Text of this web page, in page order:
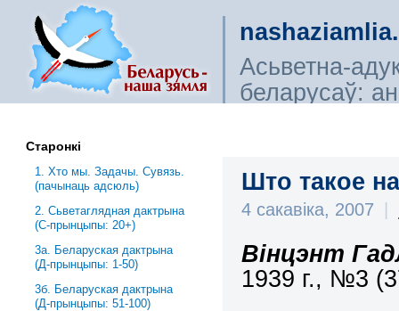
Асьветна-
беларусаў:
Што такое
4 сакавіка, 2007 |
Вiнцэнт
1939 г., №3
Старонкі
1. Хто мы. Задачы. Сувязь.
(пачынаць адсюль)
2. Сьветаглядная дактрына
(С-прынцыпы: 20+)
3a. Беларуская дактрына
(Д-прынцыпы: 1-50)
3б. Беларуская дактрына
(Д-прынцыпы: 51-100)